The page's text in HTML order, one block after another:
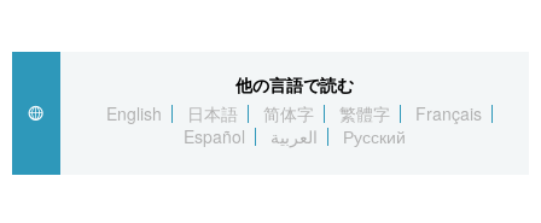
Русский
経済・ビジネス
国際
トップ
アーカイブ
In-depth
Japan Data
他の言語で読む
English
日本語 简体字 繁體字
Français
Español
العربية Русский